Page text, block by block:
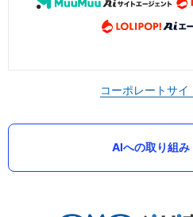
コーポレートサイ
AIへの取り組み